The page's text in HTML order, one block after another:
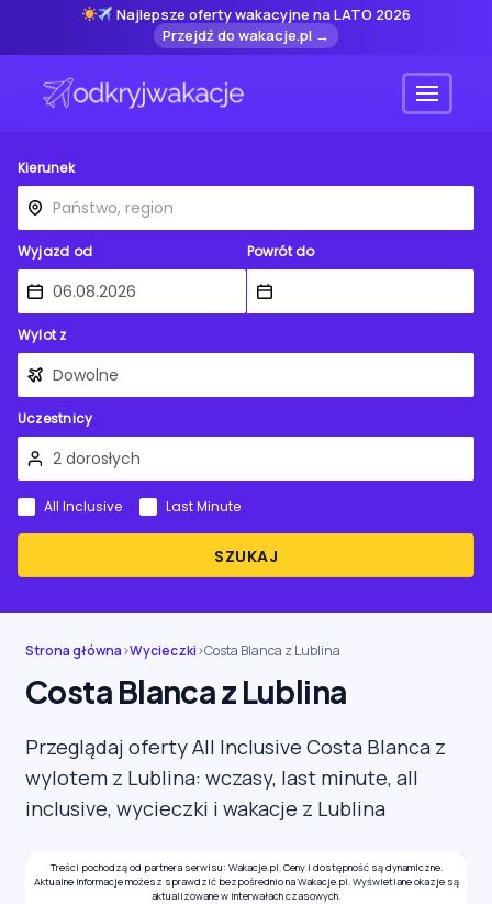
Najlepsze oferty wakacyjne na LATO 2026
Przejdź do wakacje.pl →
Menu
Kierunek
Wyjazd od Powrót do
Wylot z
Uczestnicy
SZUKAJ
All Inclusive Last Minute
Strona główna›Wycieczki›Costa Blanca z Lublina
Costa Blanca z Lublina
Przeglądaj oferty All Inclusive Costa Blanca z
wylotem z Lublina: wczasy, last minute, all
inclusive, wycieczki i wakacje z Lublina
Treści pochodzą od partnera serwisu: Wakacje.pl. Ceny i dostępność są dynamiczne.
Aktualne informacje możesz sprawdzić bezpośrednio na Wakacje.pl. Wyświetlane okazje są
aktualizowane w interwałach czasowych.